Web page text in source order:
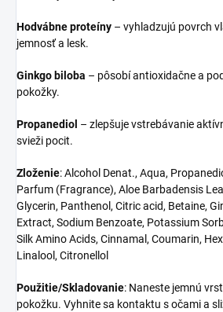
Hodvábne proteíny – vyhladzujú povrch
jemnosť a lesk.
Ginkgo biloba – pôsobí antioxidačne a
pokožky.
Propanediol – zlepšuje vstrebávanie
svieži pocit.
Zloženie:Alcohol Denat., Aqua,
Parfum (Fragrance), Aloe Barbadensis
Glycerin, Panthenol, Citric acid, Betaine,
Extract, Sodium Benzoate, Potassium
Silk Amino Acids, Cinnamal, Coumarin,
Linalool, Citronellol
Použitie/Skladovanie: Naneste jemnú
pokožku. Vyhnite sa kontaktu s očami a